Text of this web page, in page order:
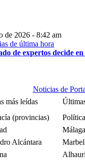
de 2026 - 8:42 am
de expertos decide en
Noticias de
más leídas
(provincias)
Política
Alcántara